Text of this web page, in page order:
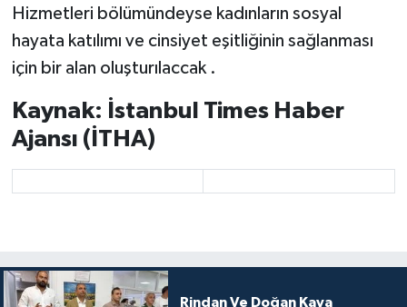
Hizmetleri bölümündeyse kadınların sosyal
hayata katılımı ve cinsiyet eşitliğinin sağlanması
için bir alan oluşturılaccak .
Kaynak: İstanbul Times Haber
Ajansı (İTHA)
Rindan Ve Doğan Kaya